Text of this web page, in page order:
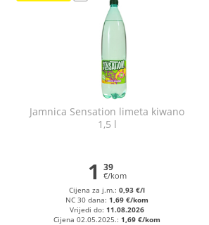
Jamnica Sensation limeta kiwano
1,5 l
1 39
€/kom
Cijena za j.m.:0,93 €/l
NC 30 dana:1,69 €/kom
Vrijedi do:11.08.2026
Cijena 02.05.2025.:1,69 €/kom